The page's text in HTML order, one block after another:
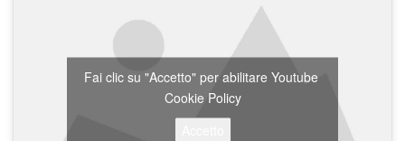
Fai clic su "Accetto" per abilitare Youtube
Cookie Policy